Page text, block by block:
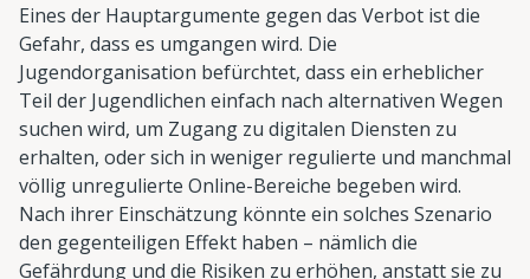
Eines der Hauptargumente gegen das Verbot ist die
Gefahr, dass es umgangen wird. Die
Jugendorganisation befürchtet, dass ein erheblicher
Teil der Jugendlichen einfach nach alternativen Wegen
suchen wird, um Zugang zu digitalen Diensten zu
erhalten, oder sich in weniger regulierte und manchmal
völlig unregulierte Online-Bereiche begeben wird.
Nach ihrer Einschätzung könnte ein solches Szenario
den gegenteiligen Effekt haben – nämlich die
Gefährdung und die Risiken zu erhöhen, anstatt sie zu